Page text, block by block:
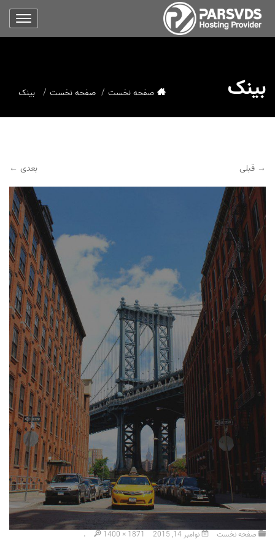
بینک صفحه نخست صفحه نخست بینک
→ قبلی بعدی ←
صفحه نخست نوامبر 14, 2015 1400 × 1871
.